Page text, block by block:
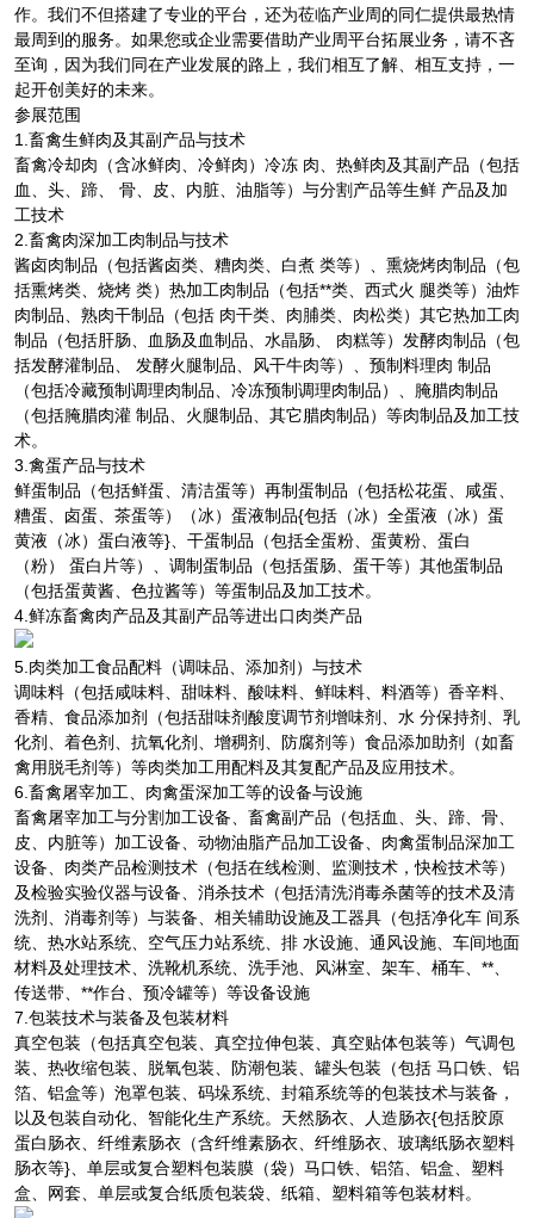
作。我们不但搭建了专业的平台，还为莅临产业周的同仁提供最热情
最周到的服务。如果您或企业需要借助产业周平台拓展业务，请不吝
至询，因为我们同在产业发展的路上，我们相互了解、相互支持，一
起开创美好的未来。
参展范围
1.畜禽生鲜肉及其副产品与技术
畜禽冷却肉（含冰鲜肉、冷鲜肉）冷冻 肉、热鲜肉及其副产品（包括
血、头、蹄、 骨、皮、内脏、油脂等）与分割产品等生鲜 产品及加
工技术
2.畜禽肉深加工肉制品与技术
酱卤肉制品（包括酱卤类、糟肉类、白煮 类等）、熏烧烤肉制品（包
括熏烤类、烧烤 类）热加工肉制品（包括**类、西式火 腿类等）油炸
肉制品、熟肉干制品（包括 肉干类、肉脯类、肉松类）其它热加工肉
制品（包括肝肠、血肠及血制品、水晶肠、 肉糕等）发酵肉制品（包
括发酵灌制品、 发酵火腿制品、风干牛肉等）、预制料理肉 制品
（包括冷藏预制调理肉制品、冷冻预制调理肉制品）、腌腊肉制品
（包括腌腊肉灌 制品、火腿制品、其它腊肉制品）等肉制品及加工技
术。
3.禽蛋产品与技术
鲜蛋制品（包括鲜蛋、清洁蛋等）再制蛋制品（包括松花蛋、咸蛋、
糟蛋、卤蛋、茶蛋等）（冰）蛋液制品{包括（冰）全蛋液（冰）蛋
黄液（冰）蛋白液等}、干蛋制品（包括全蛋粉、蛋黄粉、蛋白
（粉） 蛋白片等）、调制蛋制品（包括蛋肠、蛋干等）其他蛋制品
（包括蛋黄酱、色拉酱等）等蛋制品及加工技术。
4.鲜冻畜禽肉产品及其副产品等进出口肉类产品
5.肉类加工食品配料（调味品、添加剂）与技术
调味料（包括咸味料、甜味料、酸味料、鲜味料、料酒等）香辛料、
香精、食品添加剂（包括甜味剂酸度调节剂增味剂、水 分保持剂、乳
化剂、着色剂、抗氧化剂、增稠剂、防腐剂等）食品添加助剂（如畜
禽用脱毛剂等）等肉类加工用配料及其复配产品及应用技术。
6.畜禽屠宰加工、肉禽蛋深加工等的设备与设施
畜禽屠宰加工与分割加工设备、畜禽副产品（包括血、头、蹄、骨、
皮、内脏等）加工设备、动物油脂产品加工设备、肉禽蛋制品深加工
设备、肉类产品检测技术（包括在线检测、监测技术，快检技术等）
及检验实验仪器与设备、消杀技术（包括清洗消毒杀菌等的技术及清
洗剂、消毒剂等）与装备、相关辅助设施及工器具（包括净化车 间系
统、热水站系统、空气压力站系统、排 水设施、通风设施、车间地面
材料及处理技术、洗靴机系统、洗手池、风淋室、架车、桶车、**、
传送带、**作台、预冷罐等）等设备设施
7.包装技术与装备及包装材料
真空包装（包括真空包装、真空拉伸包装、真空贴体包装等）气调包
装、热收缩包装、脱氧包装、防潮包装、罐头包装（包括 马口铁、铝
箔、铝盒等）泡罩包装、码垛系统、封箱系统等的包装技术与装备，
以及包装自动化、智能化生产系统。天然肠衣、人造肠衣{包括胶原
蛋白肠衣、纤维素肠衣（含纤维素肠衣、纤维肠衣、玻璃纸肠衣塑料
肠衣等}、单层或复合塑料包装膜（袋）马口铁、铝箔、铝盒、塑料
盒、网套、单层或复合纸质包装袋、纸箱、塑料箱等包装材料。